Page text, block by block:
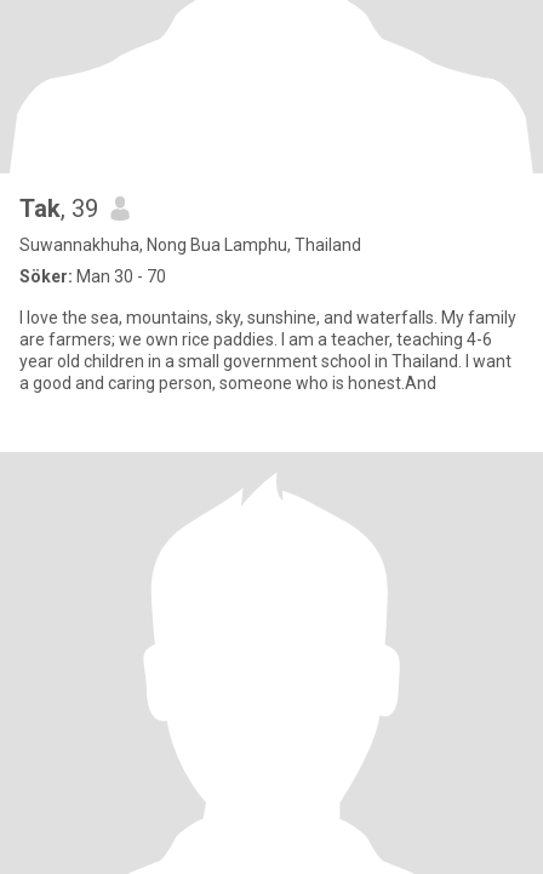
Tak, 39
Suwannakhuha, Nong Bua Lamphu, Thailand
Söker: Man 30 - 70
I love the sea, mountains, sky, sunshine, and waterfalls. My family
are farmers; we own rice paddies. I am a teacher, teaching 4-6
year old children in a small government school in Thailand. I want
a good and caring person, someone who is honest.And